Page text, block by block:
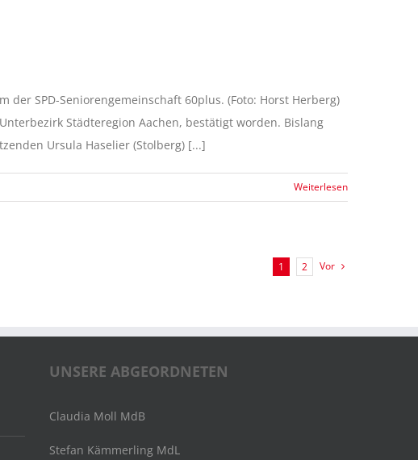
SPD-Seniorengemeinschaft 60plus. (Foto: Horst Herberg)
Städteregion Aachen, bestätigt worden. Bislang
Ursula Haselier (Stolberg) [...]
Weiterlesen
1 2 Vor
UNSERE ABGEORDNETEN
Claudia Moll MdB
Stefan Kämmerling MdL